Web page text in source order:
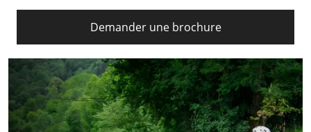
Demander une brochure